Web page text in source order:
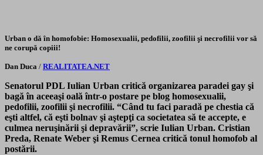
Urban o dă în homofobie: Homosexualii, pedofilii, zoofilii şi necrofilii vor să
ne corupă copiii!
Dan Duca / REALITATEA.NET
Senatorul PDL Iulian Urban critică organizarea paradei gay şi
bagă în aceeaşi oală într-o postare pe blog homosexualii,
pedofilii, zoofilii şi necrofilii. “Când tu faci paradă pe chestia că
eşti altfel, că eşti bolnav şi aştepţi ca societatea să te accepte, e
culmea neruşinării şi depravării”, scrie Iulian Urban. Cristian
Preda, Renate Weber şi Remus Cernea critică tonul homofob al
postării.